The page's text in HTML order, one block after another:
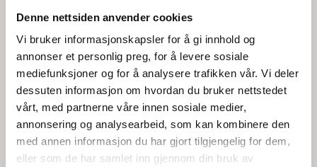
Denne nettsiden anvender cookies
Vi bruker informasjonskapsler for å gi innhold og
annonser et personlig preg, for å levere sosiale
mediefunksjoner og for å analysere trafikken vår. Vi deler
dessuten informasjon om hvordan du bruker nettstedet
vårt, med partnerne våre innen sosiale medier,
annonsering og analysearbeid, som kan kombinere den
med annen informasjon du har gjort tilgjengelig for dem,
eller som de har samlet inn gjennom din bruk av
nivåer i organisasjonen. Hun er strukturert, målrettet og
proaktiv som prosjektleder, og har et skarpt blikk for
sammenhengen mellom prosjektmål og gevinster. Med sitt
gode humør og sin inkluderende lederstil skaper hun
engasjerte team som leverer høy kvalitet og gode resultater.